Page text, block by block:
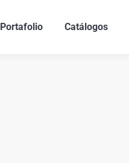
Portafolio Catálogos